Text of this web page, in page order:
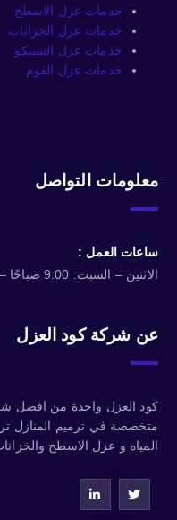
خدمات عزل الاسطح
خدمات عزل الخزانات
خدمات عزل الشينكو
خدمات عزل الفوم
معلومات التواصل
ساعات العمل :
الاثنين – السبت: 9:00 صباحًا – 5:00 مساءً، الأحد: مغلق
عن شركة كود العزل
كود العزل واحدة من افضل
متخصصة في ترميم المنازل
المياه و عزل الاسطح